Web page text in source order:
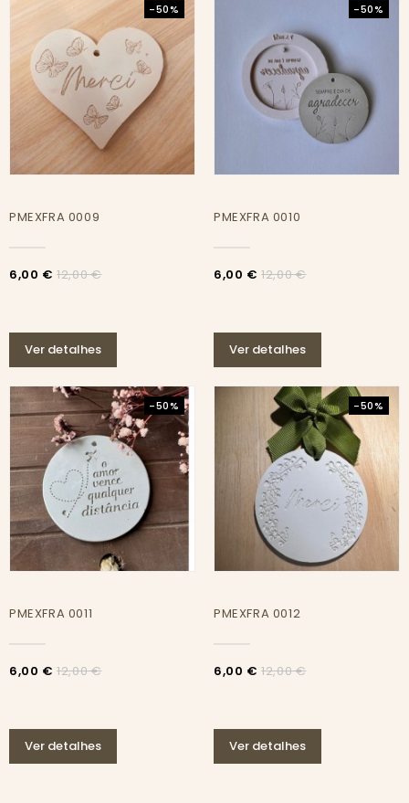
-50%
PMEXFRA 0009
6,00 € 12,00 €
Ver detalhes
-50%
PMEXFRA 0010
6,00 € 12,00 €
Ver detalhes
-50%
PMEXFRA 0011
6,00 € 12,00 €
Ver detalhes
-50%
PMEXFRA 0012
6,00 € 12,00 €
Ver detalhes